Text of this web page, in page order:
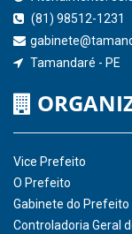
Consultar
Receber
Hora:06:21/
2026
CNPJ: